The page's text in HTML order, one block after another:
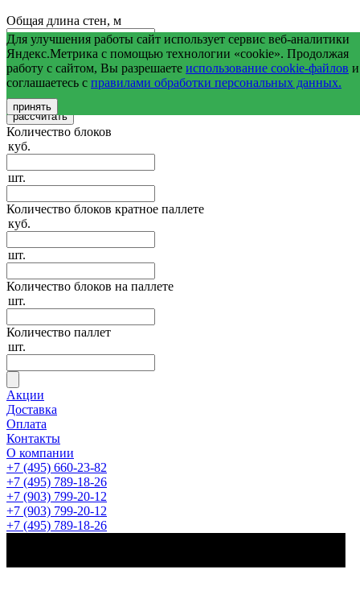
Общая длина стен, м
Средняя высота стен, м
Общая площадь оконных и дверных проемов, м2
Количество блоков
куб.
шт.
Количество блоков кратное паллете
куб.
шт.
Количество блоков на паллете
шт.
Количество паллет
шт.
Акции
Доставка
Оплата
Контакты
О компании
+7 (495) 660-23-82
+7 (495) 789-18-26
+7 (903) 799-20-12
+7 (903) 799-20-12
+7 (495) 789-18-26
Для улучшения работы сайт использует сервис веб-аналитики
Яндекс.Метрика с помощью технологии «cookie». Продолжая
работу с сайтом, Вы разрешаете использование cookie-файлов и
соглашаетесь с правилами обработки персональных данных.
принять